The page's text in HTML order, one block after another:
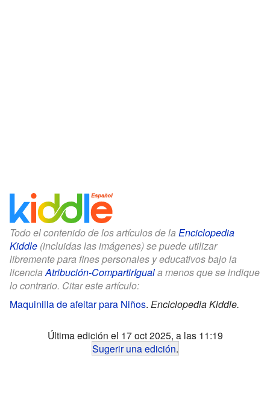
Todo el contenido de los artículos de la Enciclopedia
Kiddle (incluidas las imágenes) se puede utilizar
libremente para fines personales y educativos bajo la
licenciaAtribución-CompartirIguala menos que se indique
lo contrario. Citar este artículo:
Maquinilla de afeitar para Niños. Enciclopedia Kiddle.
Última edición el 17 oct 2025, a las 11:19
Sugerir una edición.